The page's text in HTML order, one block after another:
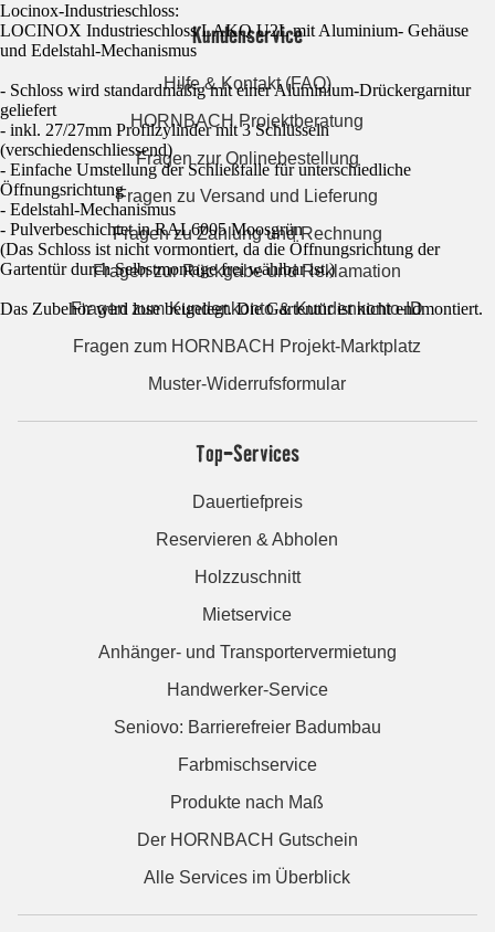
Locinox-Industrieschloss:
LOCINOX Industrieschloss LAKQ U2L mit Aluminium- Gehäuse
und Edelstahl-Mechanismus
- Schloss wird standardmäßig mit einer Aluminium-Drückergarnitur
geliefert
- inkl. 27/27mm Profilzylinder mit 3 Schlüsseln
(verschiedenschliessend)
- Einfache Umstellung der Schließfalle für unterschiedliche
Öffnungsrichtung
- Edelstahl-Mechanismus
- Pulverbeschichtet in RAL6005 Moosgrün
(Das Schloss ist nicht vormontiert, da die Öffnungsrichtung der
Gartentür durch Selbstmontage frei wählbar ist.)
Das Zubehör wird lose beigelegt. Die Gartentür ist nicht endmontiert.
Kundenservice
Hilfe & Kontakt (FAQ)
HORNBACH Projektberatung
Fragen zur Onlinebestellung
Fragen zu Versand und Lieferung
Fragen zu Zahlung und Rechnung
Fragen zur Rückgabe und Reklamation
Fragen zum Kundenkonto & Kundenkonto-ID
Fragen zum HORNBACH Projekt-Marktplatz
Muster-Widerrufsformular
Top-Services
Dauertiefpreis
Reservieren & Abholen
Holzzuschnitt
Mietservice
Anhänger- und Transportervermietung
Handwerker-Service
Seniovo: Barrierefreier Badumbau
Farbmischservice
Produkte nach Maß
Der HORNBACH Gutschein
Alle Services im Überblick